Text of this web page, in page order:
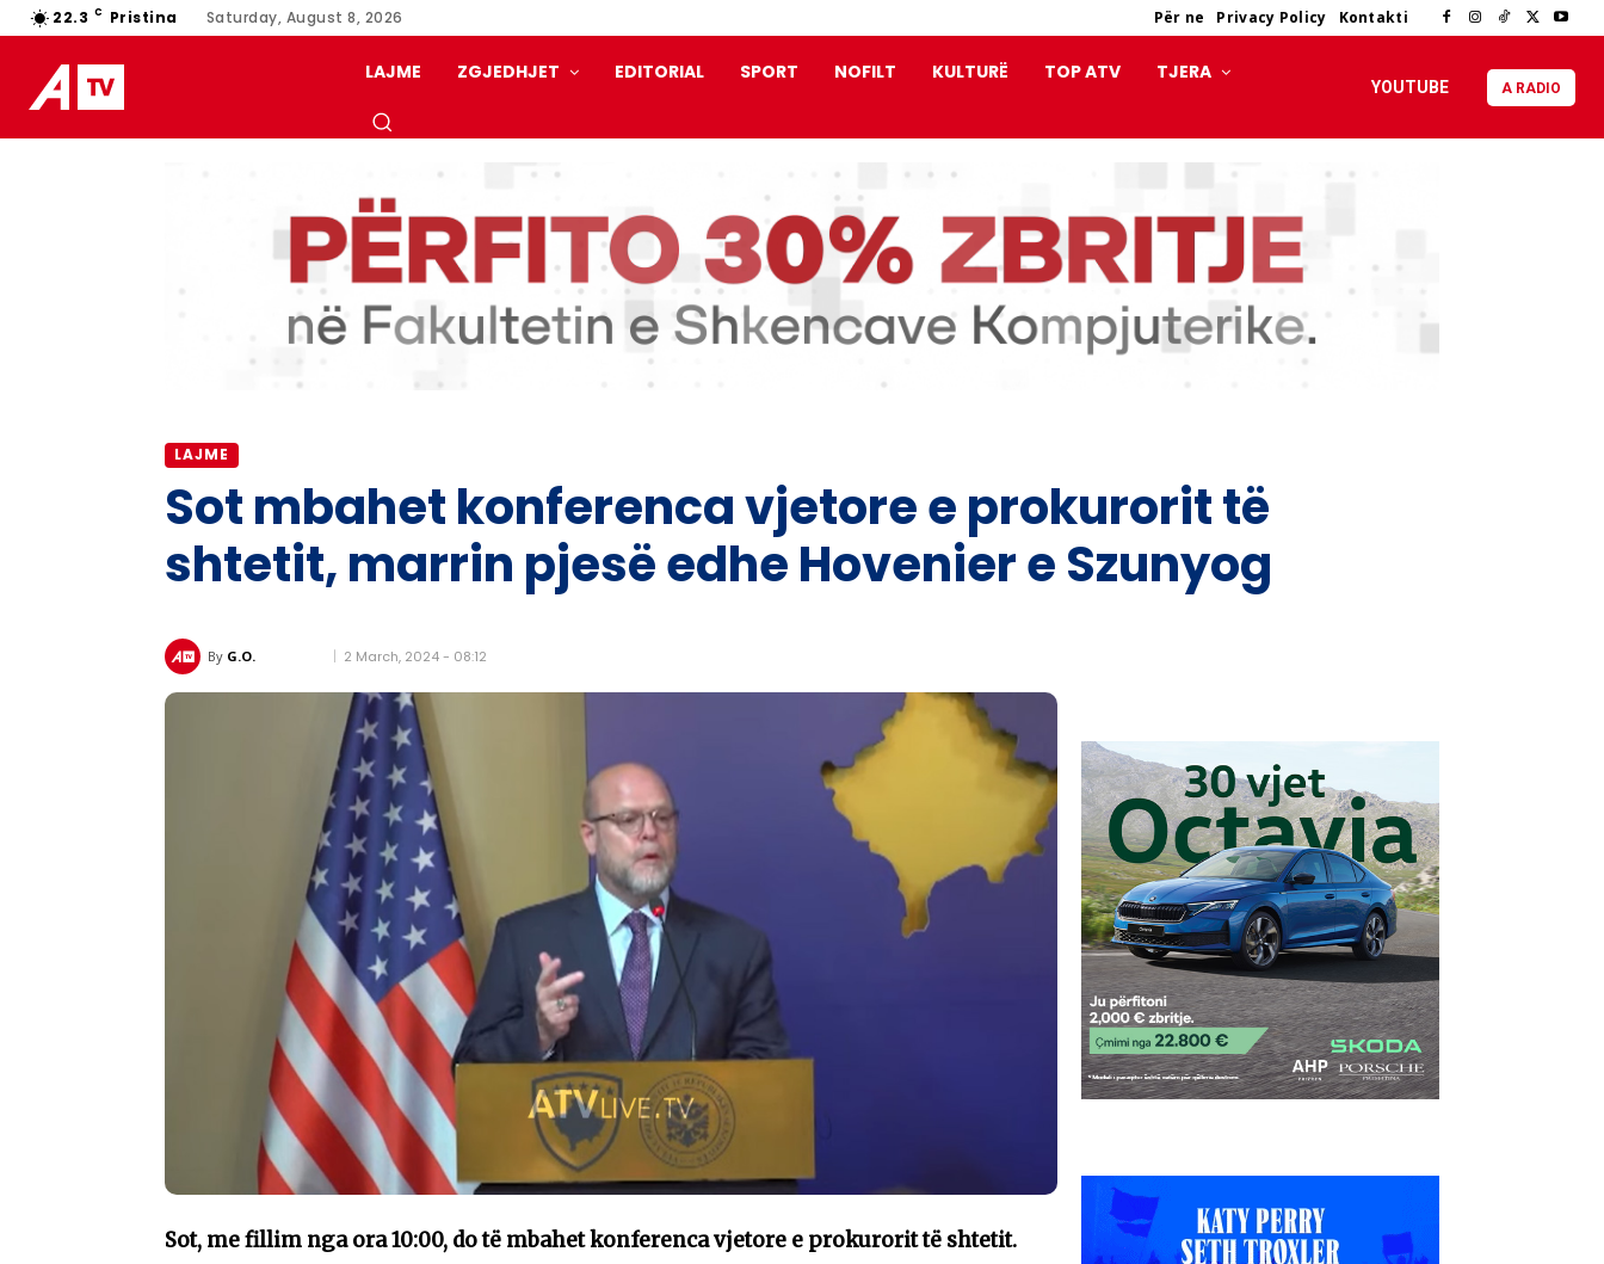
22.3 C Pristina Saturday, August 8, 2026 Për ne Privacy Policy Kontakti
LAJME ZGJEDHJET EDITORIAL SPORT NOFILT KULTURË TOP ATV TJERA
YOUTUBE A RADIO
LAJME
Sot mbahet konferenca vjetore e prokurorit të
shtetit, marrin pjesë edhe Hovenier e Szunyog
By G.O. 2 March, 2024 - 08:12
Sot, me fillim nga ora 10:00, do të mbahet konferenca vjetore e prokurorit të shtetit.